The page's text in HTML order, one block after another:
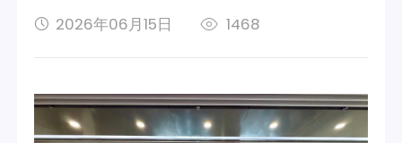
2026年06月15日 1468